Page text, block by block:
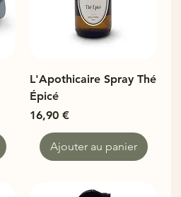
L'Apothicaire Spray Thé
Épicé
Prix
16,90 €
Ajouter au panier